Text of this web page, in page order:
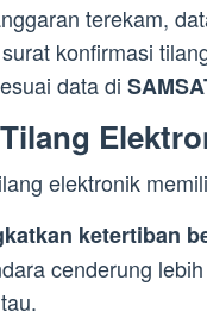
terekam,
konfirmasi
data di
elektronik
ketertiban
cenderung